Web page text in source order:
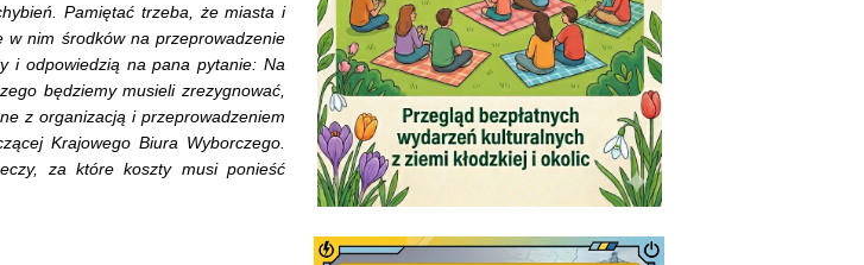
Pamiętać trzeba, że miasta i
w nim środków na przeprowadzenie
i odpowiedzią na pana pytanie: Na
będziemy musieli zrezygnować,
z organizacją i przeprowadzeniem
Krajowego Biura Wyborczego.
za które koszty musi ponieść